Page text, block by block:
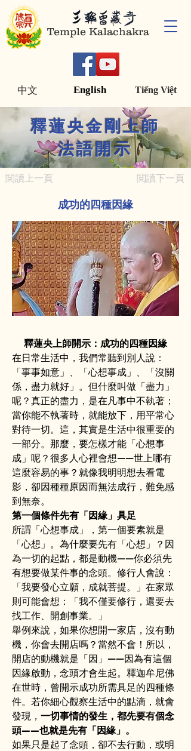
Temple Kalachakra
English Tiếng Việt
中文
釋蓮央金剛上師
法語開示
閲讀上一頁 閲讀下一頁
成功的四種因緣
釋蓮央上師開示：成功的四種因緣
在日常生活中，我們常聽到別人說：
「事事如意」、「心想事成」、「沒關
係，盡力就好」。但什麼叫做「盡力」
呢？真正的盡力，是在凡事中不執著；
當你能不執著時，就能放下，用平常心
對待一切。這，其實是生活中很重要的
一部分。那麼，要怎樣才能「心想事
成」呢？很多人心裡會想——世上哪有
這麼容易的事？就像我明明想去看電
影，卻因種種原因而無法成行，難免感
到無奈。
第一個條件先有「因緣」具足
所謂「心想事成」，第一個要素就是
「心想」。為什麼要先有「心想」？因
為一切的起點，都是動機——你必須先
有想要做某件事的念頭。修行人會說：
「我要發心立願，成就菩提。」在家眾
則可能會想：「我不僅要修行，還要去
找工作、開創事業。」
舉例來說，如果你想開一家店，沒有動
機，你會去開店嗎？當然不會！所以，
開店的動機就是「因」——因為有這個
因緣啟動，念頭才會生起。釋迦牟尼佛
在世時，曾開示成功所需具足的四種條
件。若你細心觀察生活中的點滴，就會
發現， 一切事情的發生，都先要有個念
頭——也就是先有「因緣」。
如果只是起了念頭，卻不去行動，或明